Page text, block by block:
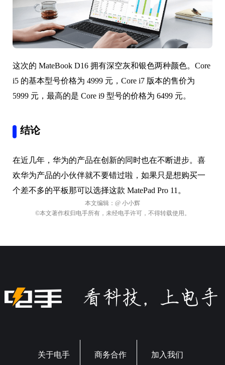
这次的 MateBook D16 拥有深空灰和银色两种颜色。Core
i5 的基本型号价格为 4999 元，Core i7 版本的售价为
5999 元，最高的是 Core i9 型号的价格为 6499 元。
结论
在近几年，华为的产品在创新的同时也在不断进步。喜
欢华为产品的小伙伴就不要错过啦，如果只是想购买一
个差不多的平板那可以选择这款 MatePad Pro 11。
本文编辑： @ 小小辉
©本文著作权归电手所有，未经电手许可，不得转载使用。
关于电手 商务合作 加入我们